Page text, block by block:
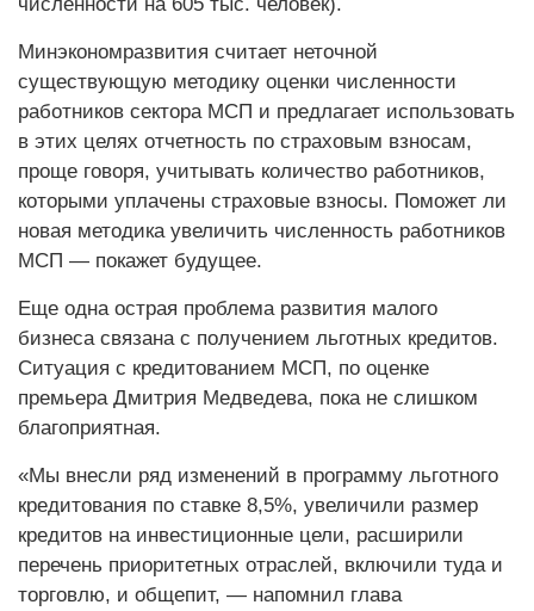
Минэкономразвития считает неточной
существующую методику оценки численности
работников сектора МСП и предлагает использовать
в этих целях отчетность по страховым взносам,
проще говоря, учитывать количество работников,
которыми уплачены страховые взносы. Поможет ли
новая методика увеличить численность работников
МСП — покажет будущее.
Еще одна острая проблема развития малого
бизнеса связана с получением льготных кредитов.
Ситуация с кредитованием МСП, по оценке
премьера Дмитрия Медведева, пока не слишком
благоприятная.
«Мы внесли ряд изменений в программу льготного
кредитования по ставке 8,5%, увеличили размер
кредитов на инвестиционные цели, расширили
перечень приоритетных отраслей, включили туда и
торговлю, и общепит, — напомнил глава